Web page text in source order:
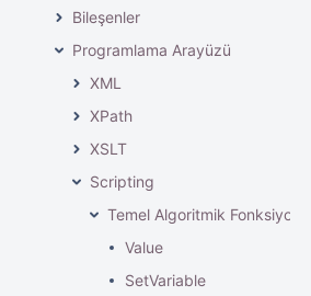
Bileşenler
Programlama Arayüzü
XML
XPath
XSLT
Scripting
Temel Algoritmik Fonksiyonlar
Value
SetVariable